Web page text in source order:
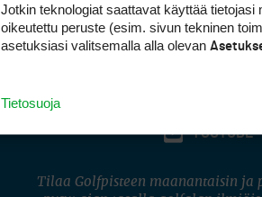
Jotkin teknologiat saattavat käyttää
oikeutettu peruste (esim. sivun tekninen
asetuksiasi valitsemalla alla olevan
Tietosuoja
YOUTUBE
Tilaa Golfpisteen maanantaisin